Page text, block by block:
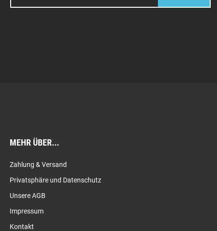
MEHR ÜBER...
Zahlung & Versand
Privatsphäre und Datenschutz
Unsere AGB
Impressum
Kontakt